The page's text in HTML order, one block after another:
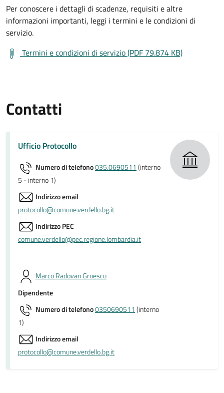
Per conoscere i dettagli di scadenze, requisiti e altre
informazioni importanti, leggi i termini e le condizioni di
servizio.
Termini e condizioni di servizio (PDF 79.874 KB)
Contatti
Ufficio Protocollo
Numero di telefono035.0690511 (interno
5 - interno 1)
Indirizzo email
protocollo@comune.verdello.bg.it
Indirizzo PEC
comune.verdello@pec.regione.lombardia.it
Marco Radovan Gruescu
Dipendente
Numero di telefono0350690511 (interno
1)
Indirizzo email
protocollo@comune.verdello.bg.it